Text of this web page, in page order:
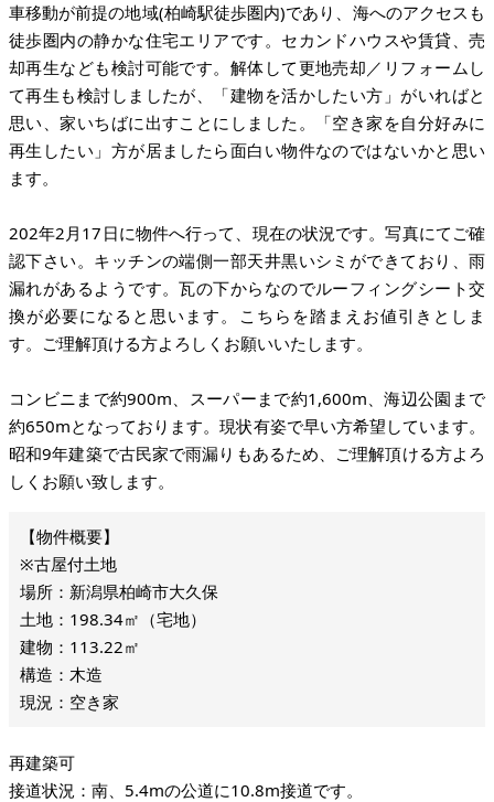
車移動が前提の地域(柏崎駅徒歩圏内)であり、海へのアクセスも
徒歩圏内の静かな住宅エリアです。セカンドハウスや賃貸、売
却再生なども検討可能です。解体して更地売却／リフォームし
て再生も検討しましたが、「建物を活かしたい方」がいればと
思い、家いちばに出すことにしました。「空き家を自分好みに
再生したい」方が居ましたら面白い物件なのではないかと思い
ます。
202年2月17日に物件へ行って、現在の状況です。写真にてご確
認下さい。キッチンの端側一部天井黒いシミができており、雨
漏れがあるようです。瓦の下からなのでルーフィングシート交
換が必要になると思います。こちらを踏まえお値引きとしま
す。ご理解頂ける方よろしくお願いいたします。
コンビニまで約900m、スーパーまで約1,600m、海辺公園まで
約650mとなっております。現状有姿で早い方希望しています。
昭和9年建築で古民家で雨漏りもあるため、ご理解頂ける方よろ
しくお願い致します。
※古屋付土地
場所：新潟県柏崎市大久保
土地：198.34㎡（宅地）
建物：113.22㎡
構造：木造
現況：空き家
再建築可
接道状況：南、5.4mの公道に10.8m接道です。